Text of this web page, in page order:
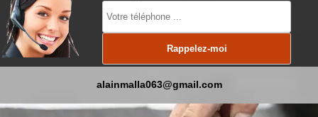
alainmalla063@gmail.com